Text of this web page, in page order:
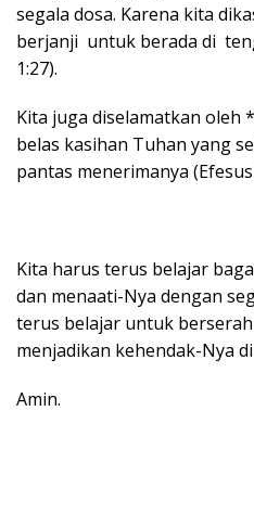
segala dosa. Karena kita
berjanji untuk berada di
1:27).
Kita juga diselamatkan oleh
belas kasihan Tuhan yang
pantas menerimanya (Efesus
Kita harus terus belajar
dan menaati-Nya dengan
terus belajar untuk
menjadikan kehendak-Nya
Amin.